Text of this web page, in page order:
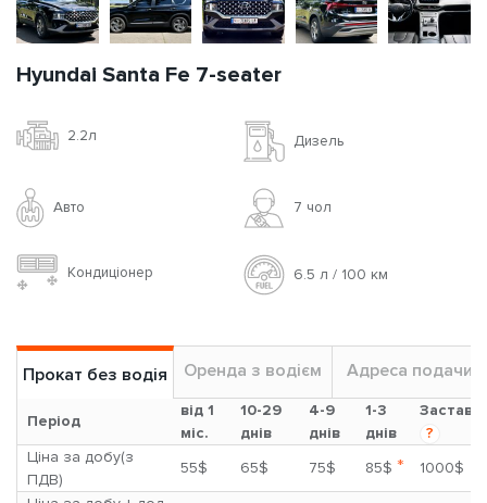
Hyundai Santa Fe 7-seater
2.2л Дизель
Авто 7 чoл
Кондиціонер 6.5 л / 100 км
Прокат без водія Оренда з водієм Адреса подачи
Період
від 1
міс.
10-29
днів
4-9
днів
1-3
днів
Застава
?
Ціна за добу(з
ПДВ)
55$ 65$ 75$ 85$ *
1000$